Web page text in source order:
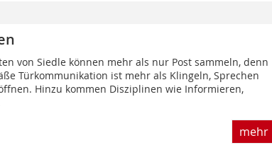
von Siedle können mehr als nur Post sammeln, denn
Türkommunikation ist mehr als Klingeln, Sprechen
Hinzu kommen Disziplinen wie Informieren,
mehr